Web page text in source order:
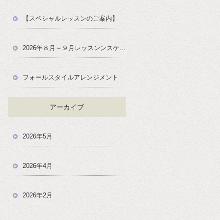
【スペシャルレッスンのご案内】
フォールスタイルアレンジメント
アーカイブ
2026年5月
2026年4月
2026年2月